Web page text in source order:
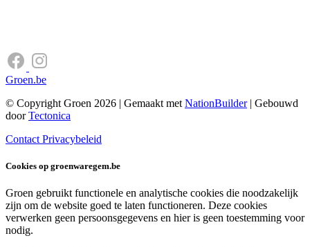
Groen.be
© Copyright Groen 2026 | Gemaakt met NationBuilder| Gebouwd
doorTectonica
Contact Privacybeleid
Cookies op groenwaregem.be
Groen gebruikt functionele en analytische cookies die noodzakelijk
zijn om de website goed te laten functioneren. Deze cookies
verwerken geen persoonsgegevens en hier is geen toestemming voor
nodig.